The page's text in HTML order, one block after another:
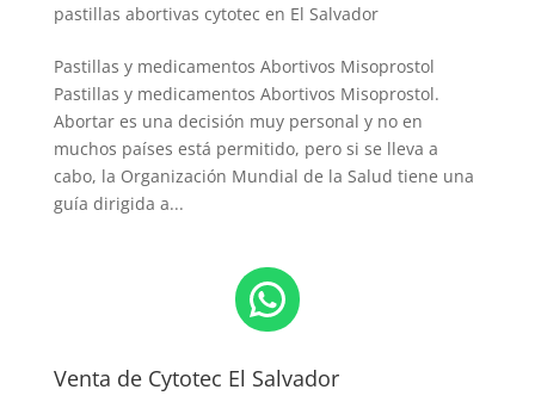
pastillas abortivas cytotec en El Salvador
Pastillas y medicamentos Abortivos Misoprostol
Pastillas y medicamentos Abortivos Misoprostol.
Abortar es una decisión muy personal y no en
muchos países está permitido, pero si se lleva a
cabo, la Organización Mundial de la Salud tiene una
guía dirigida a...
WhatsApp
Venta de Cytotec El Salvador